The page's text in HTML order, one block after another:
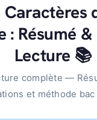
Caractères
: Résumé
Lecture 📚
complète —
et méthode